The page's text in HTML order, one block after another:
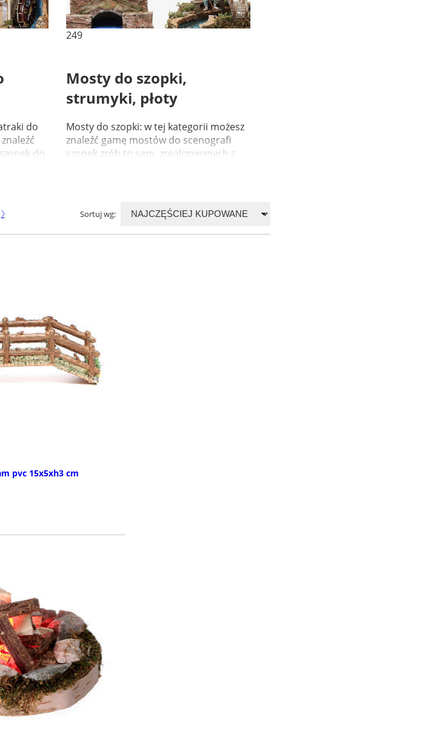
do
do
249
Mosty do szopki,
strumyki, płoty
Mosty do szopki: w tej kategorii możesz
znaleźć gamę mostów do scenografi
szopek zrób to sam, zrealizowanych z
z
Stajenki i groty do szopki. Tutaj możesz
znaleźć wiele typów stajenek do szopki i
grót do szopki z korka, mchu, słomy i
drewna. Staje...
Sortuj wg:
pvc 15x5xh3 cm